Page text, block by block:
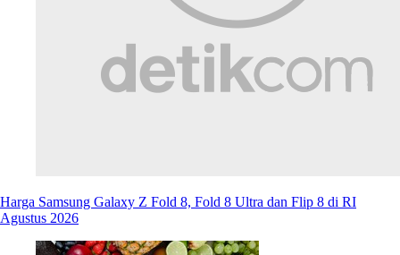
Harga Samsung Galaxy Z Fold 8, Fold 8 Ultra dan Flip 8 di RI
Agustus 2026